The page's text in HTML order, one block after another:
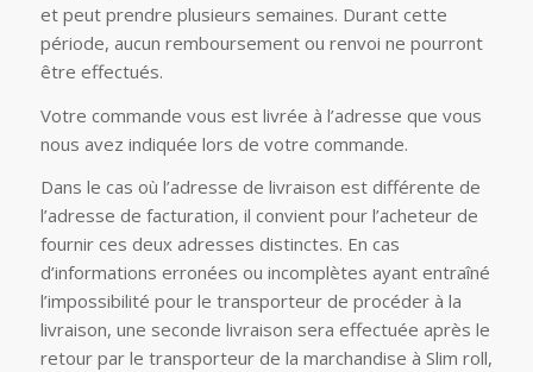
et peut prendre plusieurs semaines. Durant cette
période, aucun remboursement ou renvoi ne pourront
être effectués.
Votre commande vous est livrée à l’adresse que vous
nous avez indiquée lors de votre commande.
Dans le cas où l’adresse de livraison est différente de
l’adresse de facturation, il convient pour l’acheteur de
fournir ces deux adresses distinctes. En cas
d’informations erronées ou incomplètes ayant entraîné
l’impossibilité pour le transporteur de procéder à la
livraison, une seconde livraison sera effectuée après le
retour par le transporteur de la marchandise à Slim roll,